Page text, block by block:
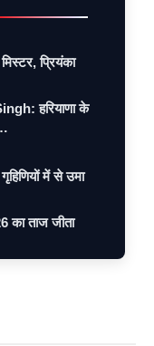
मिस्टर, प्रियंका
हरियाणा के
में से उमा
का ताज जीता